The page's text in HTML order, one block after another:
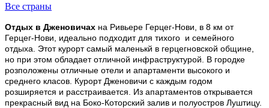
Все страны
Отдых в Дженовичах на Ривьере Герцег-Нови, в 8 км от
Герцег-Нови, идеально подходит для тихого и семейного
отдыха. Этот курорт самый маленькй в герцегновской общине,
но при этом обладает отличной инфраструктурой. В городке
розположены отличные отели и апартаменти высокого и
среднего класов. Курорт Дженовичи с каждым годом
розширяется и расстраивается. Из апартаментов открывается
прекрасный вид на Боко-Которский залив и полуостров Луштицу.